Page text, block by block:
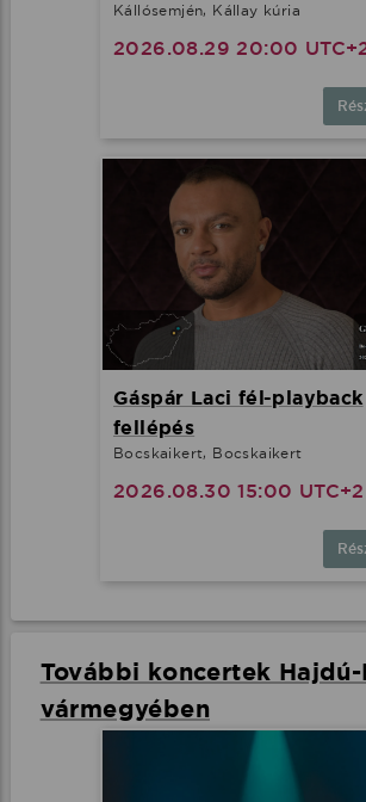
Kállósemjén, Kállay kúria
2026.08.29 20:00
Gáspár Laci fél-playback
fellépés
Bocskaikert, Bocskaikert
2026.08.30 15:00 UTC+2
További koncertek
vármegyében